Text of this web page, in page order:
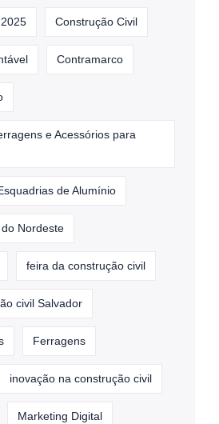
Construção Civil
Contramarco
e Acessórios para
de Alumínio
Nordeste
feira da construção civil
civil Salvador
Ferragens
inovação na construção civil
Marketing Digital